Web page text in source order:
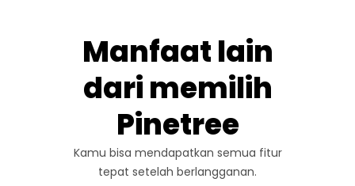
Manfaat lain
dari memilih
Pinetree
Kamu bisa mendapatkan semua fitur
tepat setelah berlangganan.